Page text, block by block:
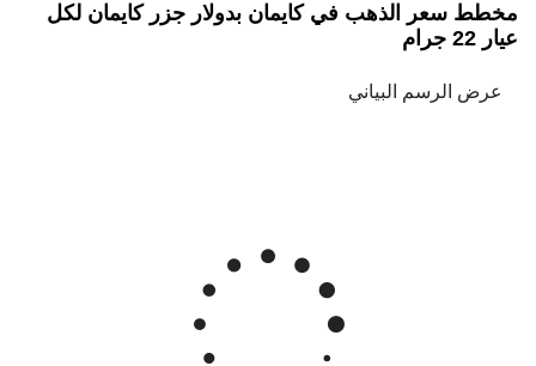
مخطط سعر الذهب في كايمان بدولار جزر كايمان لكل
عيار 22 جرام